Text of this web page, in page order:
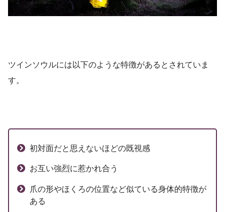
ツインソウルには以下のような特徴があるとされていま
す。
初対面だと思えないほどの既視感
お互い強烈に惹かれ合う
爪の形やほくろの位置など似ている身体的特徴が
ある